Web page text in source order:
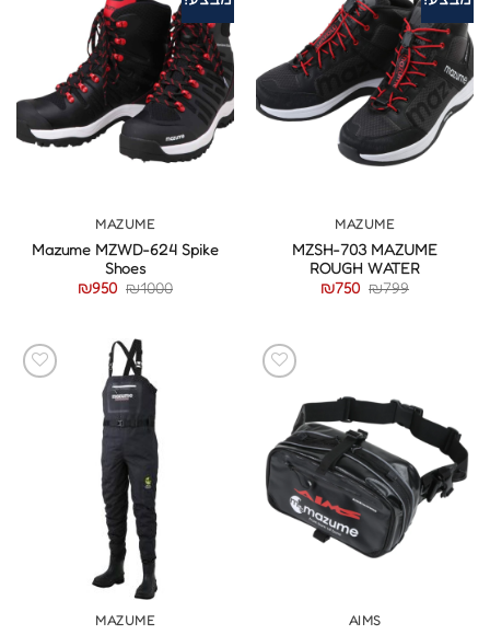
MAZUME
MZSH-703 MAZUME
ROUGH WATER
₪799
המחיר
₪750
MAZUME
Mazume MZWD-624 Spike
Shoes
₪1000
המחיר
₪950
AIMS
MAZUME